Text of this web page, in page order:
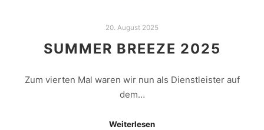
20. August 2025
SUMMER BREEZE 2025
Zum vierten Mal waren wir nun als Dienstleister auf
dem…
Weiterlesen